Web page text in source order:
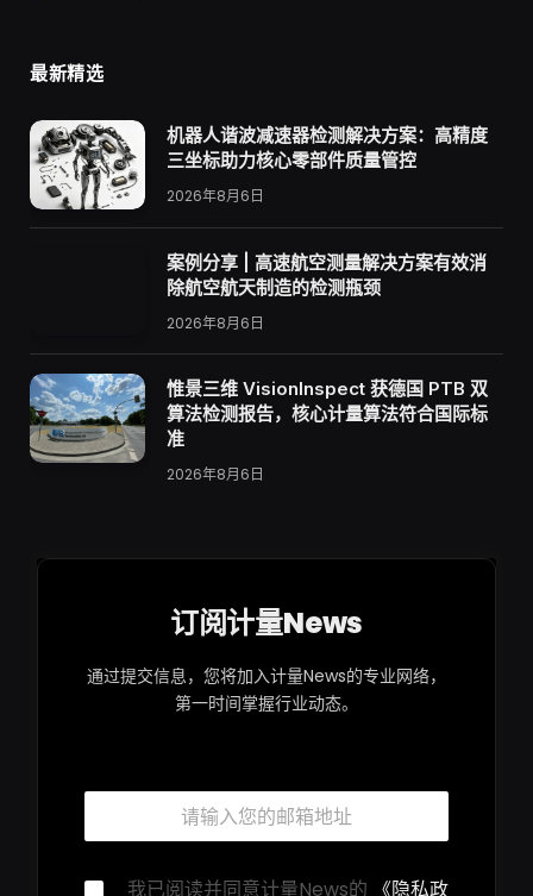
最新精选
机器人谐波减速器检测解决方案：高精度
三坐标助力核心零部件质量管控
2026年8月6日
案例分享 | 高速航空测量解决方案有效消
除航空航天制造的检测瓶颈
2026年8月6日
惟景三维 VisionInspect 获德国 PTB 双
算法检测报告，核心计量算法符合国际标
准
2026年8月6日
订阅计量News
通过提交信息，您将加入计量News的专业网络，
第一时间掌握行业动态。
箱
隐
声
邮
*
隐
我已阅读并同意计量News的 《隐私政